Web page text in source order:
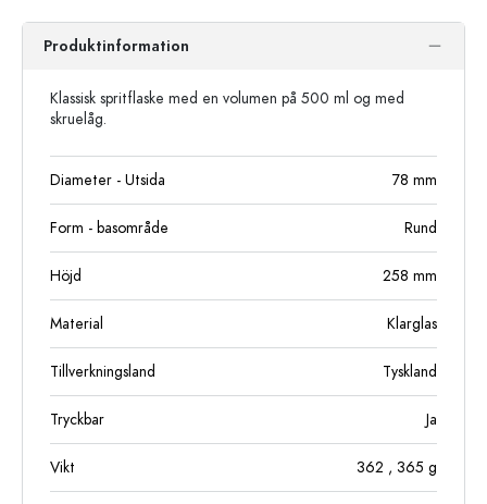
Produktinformation
Klassisk spritflaske med en volumen på 500 ml og med
skruelåg.
Diameter - Utsida 78 mm
Form - basområde Rund
Höjd 258 mm
Material Klarglas
Tillverkningsland Tyskland
Tryckbar Ja
Vikt 362 , 365 g